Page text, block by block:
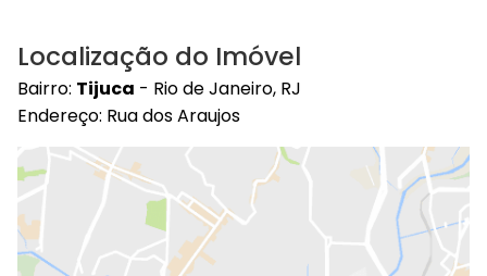
Localização do Imóvel
Bairro: Tijuca - Rio de Janeiro, RJ
Endereço: Rua dos Araujos